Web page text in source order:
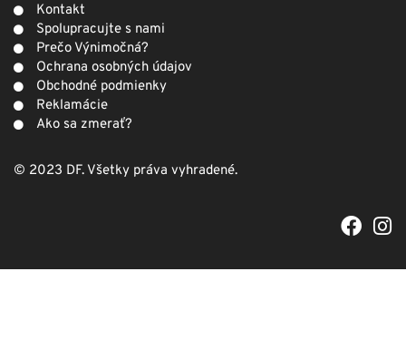
Kontakt
Spolupracujte s nami
Prečo Výnimočná?
Ochrana osobných údajov
Obchodné podmienky
Reklamácie
Ako sa zmerať?
© 2023 DF. Všetky práva vyhradené.
F
a
e
I
n
t